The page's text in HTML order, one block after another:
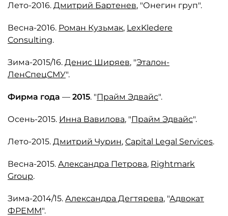
Лето-2016. Дмитрий Бартенев, "Онегин груп".
Весна-2016. Роман Кузьмак, LexKledere
Consulting.
Зима-2015/16. Денис Ширяев, "Эталон-
ЛенСпецСМУ".
Фирма года — 2015. "Прайм Эдвайс".
Осень-2015. Инна Вавилова, "Прайм Эдвайс".
Лето-2015. Дмитрий Чурин, Capital Legal Services.
Весна-2015. Александра Петрова, Rightmark
Group.
Зима-2014/15. Александра Дегтярева, "Адвокат
ФРЕММ".